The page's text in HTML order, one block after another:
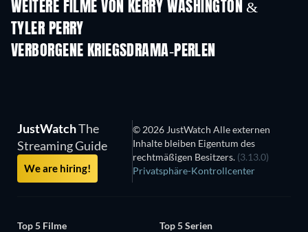
WEITERE FILME VON KERRY WASHINGTON &
TYLER PERRY
VERBORGENE KRIEGSDRAMA-PERLEN
JustWatchThe
Streaming Guide
We are hiring!
© 2026 JustWatch Alle externen
Inhalte bleiben Eigentum des
rechtmäßigen Besitzers. (3.13.0)
Privatsphäre-Kontrollcenter
Top 5 Filme
Top 5 Serien